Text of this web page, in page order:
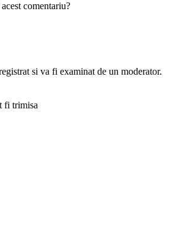
comentariu?
si va fi examinat de un moderator.
fi trimisa